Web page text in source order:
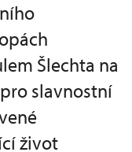
Šlechta na
slavnostní
život